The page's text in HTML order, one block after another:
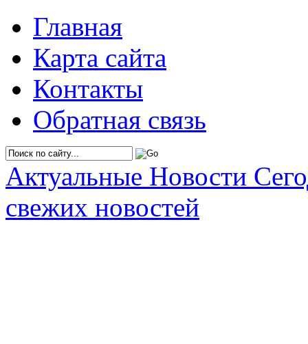
Главная
Карта сайта
Контакты
Обратная связь
Актуальные Новости
свежих новостей